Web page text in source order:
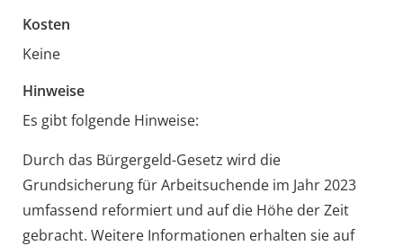
Kosten
Keine
Hinweise
Es gibt folgende Hinweise:
Durch das Bürgergeld-Gesetz wird die
Grundsicherung für Arbeitsuchende im Jahr 2023
umfassend reformiert und auf die Höhe der Zeit
gebracht. Weitere Informationen erhalten sie auf